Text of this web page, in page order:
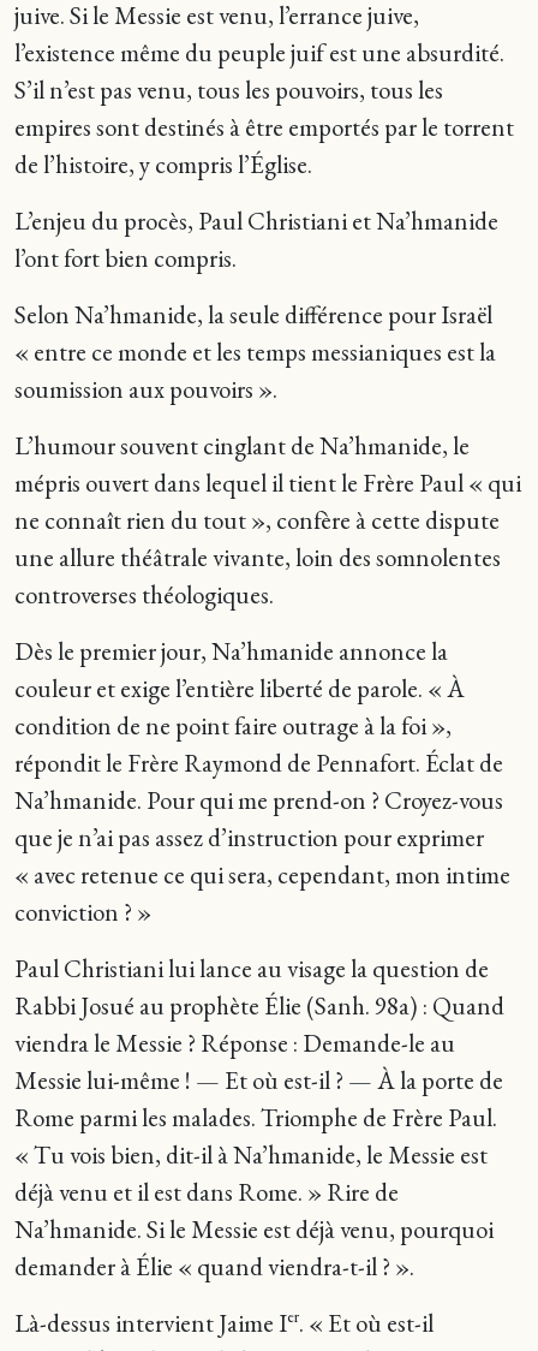
juive. Si le Messie est venu, l’errance juive,
l’existence même du peuple juif est une absurdité.
S’il n’est pas venu, tous les pouvoirs, tous les
empires sont destinés à être emportés par le torrent
de l’histoire, y compris l’Église.
L’enjeu du procès, Paul Christiani et Na’hmanide
l’ont fort bien compris.
Selon Na’hmanide, la seule différence pour Israël
« entre ce monde et les temps messianiques est la
soumission aux pouvoirs ».
L’humour souvent cinglant de Na’hmanide, le
mépris ouvert dans lequel il tient le Frère Paul « qui
ne connaît rien du tout », confère à cette dispute
une allure théâtrale vivante, loin des somnolentes
controverses théologiques.
Dès le premier jour, Na’hmanide annonce la
couleur et exige l’entière liberté de parole. « À
condition de ne point faire outrage à la foi »,
répondit le Frère Raymond de Pennafort. Éclat de
Na’hmanide. Pour qui me prend-on ? Croyez-vous
que je n’ai pas assez d’instruction pour exprimer
« avec retenue ce qui sera, cependant, mon intime
conviction ? »
Paul Christiani lui lance au visage la question de
Rabbi Josué au prophète Élie (Sanh. 98a) : Quand
viendra le Messie ? Réponse : Demande-le au
Messie lui-même ! — Et où est-il ? — À la porte de
Rome parmi les malades. Triomphe de Frère Paul.
« Tu vois bien, dit-il à Na’hmanide, le Messie est
déjà venu et il est dans Rome. » Rire de
Na’hmanide. Si le Messie est déjà venu, pourquoi
demander à Élie « quand viendra-t-il ? ».
Là-dessus intervient Jaime Ier. « Et où est-il